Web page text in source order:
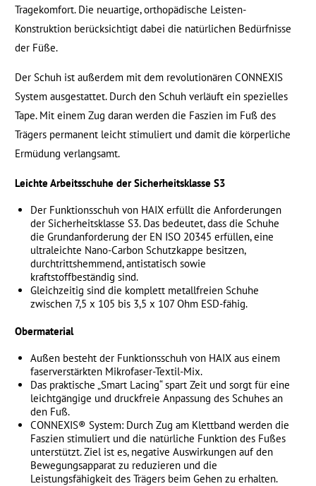
Tragekomfort. Die neuartige, orthopädische Leisten-
Konstruktion berücksichtigt dabei die natürlichen Bedürfnisse
der Füße.
Der Schuh ist außerdem mit dem revolutionären CONNEXIS
System ausgestattet. Durch den Schuh verläuft ein spezielles
Tape. Mit einem Zug daran werden die Faszien im Fuß des
Trägers permanent leicht stimuliert und damit die körperliche
Ermüdung verlangsamt.
Leichte Arbeitsschuhe der Sicherheitsklasse S3
Der Funktionsschuh von HAIX erfüllt die Anforderungen
der Sicherheitsklasse S3. Das bedeutet, dass die Schuhe
die Grundanforderung der EN ISO 20345 erfüllen, eine
ultraleichte Nano-Carbon Schutzkappe besitzen,
durchtrittshemmend, antistatisch sowie
kraftstoffbeständig sind.
Gleichzeitig sind die komplett metallfreien Schuhe
zwischen 7,5 x 105 bis 3,5 x 107 Ohm ESD-fähig.
Obermaterial
Außen besteht der Funktionsschuh von HAIX aus einem
faserverstärkten Mikrofaser-Textil-Mix.
Das praktische „Smart Lacing“ spart Zeit und sorgt für eine
leichtgängige und druckfreie Anpassung des Schuhes an
den Fuß.
CONNEXIS® System: Durch Zug am Klettband werden die
Faszien stimuliert und die natürliche Funktion des Fußes
unterstützt. Ziel ist es, negative Auswirkungen auf den
Bewegungsapparat zu reduzieren und die
Leistungsfähigkeit des Trägers beim Gehen zu erhalten.